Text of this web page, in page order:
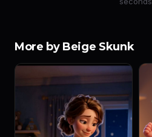
More by Beige Skunk